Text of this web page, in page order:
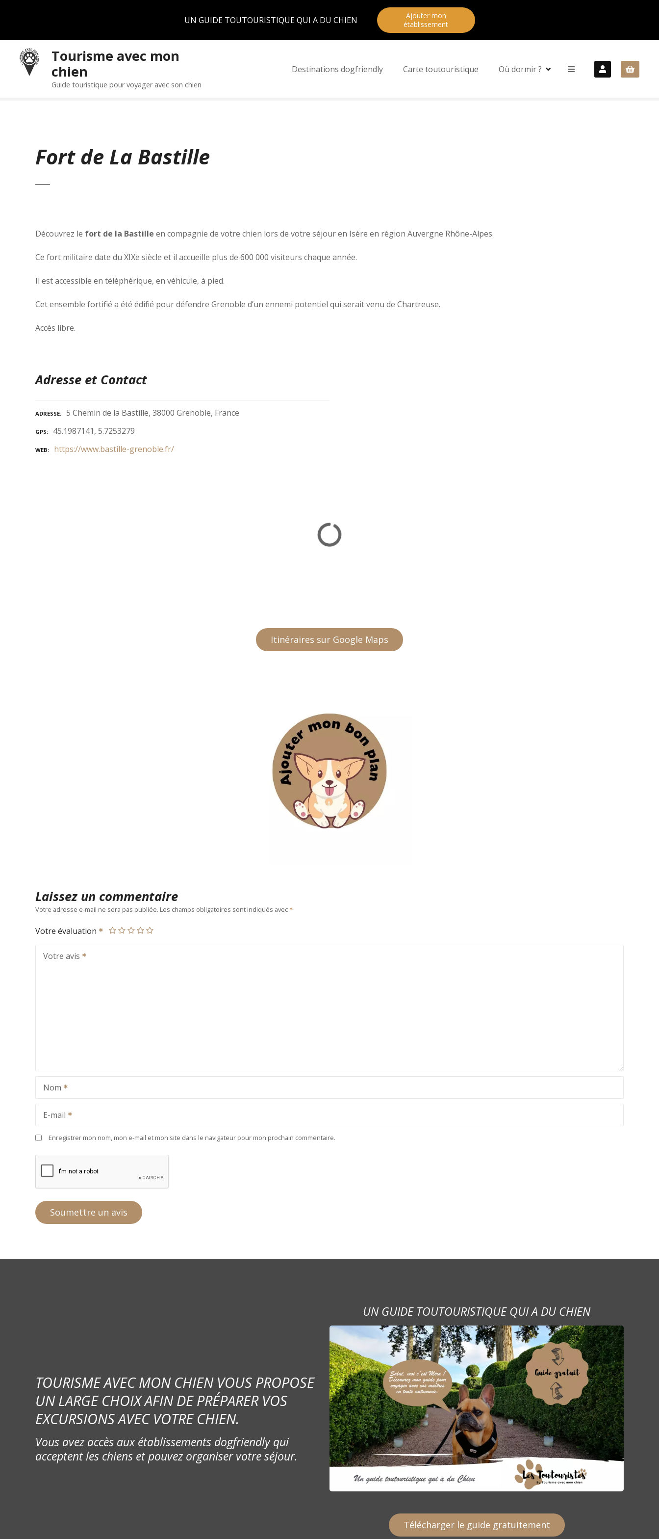
UN GUIDE TOUTOURISTIQUE QUI A DU CHIEN
Ajouter mon
établissement
Tourisme avec mon
chien
Guide touristique pour voyager avec son chien
Destinations dogfriendly Carte toutouristique Où dormir ?
Fort de La Bastille
Découvrez le fort de la Bastille en compagnie de votre chien lors de votre séjour en Isère en région Auvergne Rhône-Alpes.
Ce fort militaire date du XIXe siècle et il accueille plus de 600 000 visiteurs chaque année.
Il est accessible en téléphérique, en véhicule, à pied.
Cet ensemble fortifié a été édifié pour défendre Grenoble d’un ennemi potentiel qui serait venu de Chartreuse.
Accès libre.
Adresse et Contact
ADRESSE 5 Chemin de la Bastille, 38000 Grenoble, France
GPS 45.1987141, 5.7253279
WEB https://www.bastille-grenoble.fr/
Itinéraires sur Google Maps
Laissez un commentaire
Votre adresse e-mail ne sera pas publiée. Les champs obligatoires sont indiqués avec
Votre évaluation
Votre avis
Nom
E-mail
Enregistrer mon nom, mon e-mail et mon site dans le navigateur pour mon prochain commentaire.
TOURISME AVEC MON CHIEN VOUS PROPOSE
UN LARGE CHOIX AFIN DE PRÉPARER VOS
EXCURSIONS AVEC VOTRE CHIEN.
Vous avez accès aux établissements dogfriendly qui
acceptent les chiens et pouvez organiser votre séjour.
UN GUIDE TOUTOURISTIQUE QUI A DU CHIEN
Télécharger le guide gratuitement